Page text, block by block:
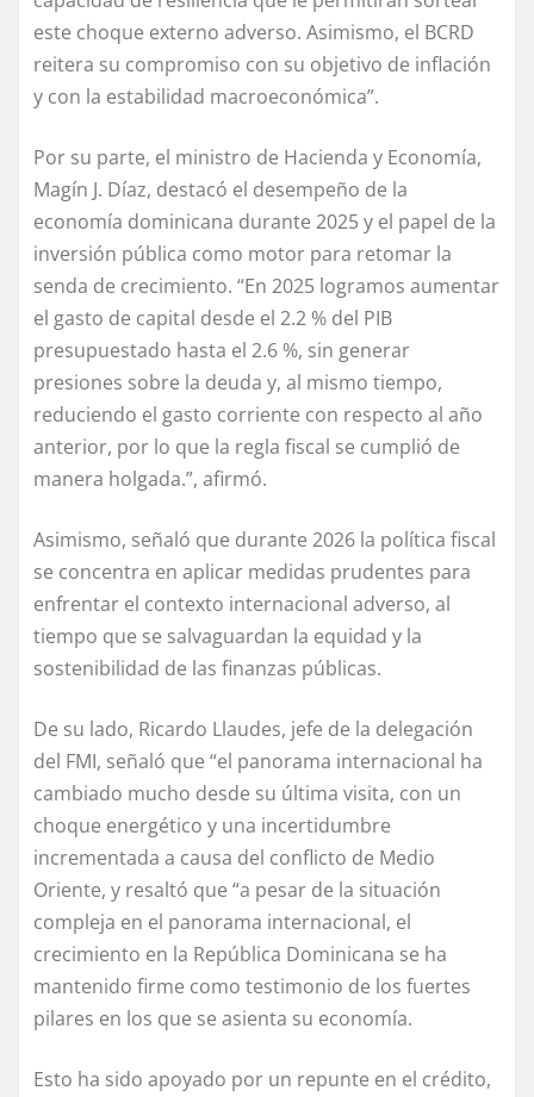
este choque externo adverso. Asimismo, el BCRD
reitera su compromiso con su objetivo de inflación
y con la estabilidad macroeconómica”.
Por su parte, el ministro de Hacienda y Economía,
Magín J. Díaz, destacó el desempeño de la
economía dominicana durante 2025 y el papel de la
inversión pública como motor para retomar la
senda de crecimiento. “En 2025 logramos aumentar
el gasto de capital desde el 2.2 % del PIB
presupuestado hasta el 2.6 %, sin generar
presiones sobre la deuda y, al mismo tiempo,
reduciendo el gasto corriente con respecto al año
anterior, por lo que la regla fiscal se cumplió de
manera holgada.”, afirmó.
Asimismo, señaló que durante 2026 la política fiscal
se concentra en aplicar medidas prudentes para
enfrentar el contexto internacional adverso, al
tiempo que se salvaguardan la equidad y la
sostenibilidad de las finanzas públicas.
De su lado, Ricardo Llaudes, jefe de la delegación
del FMI, señaló que “el panorama internacional ha
cambiado mucho desde su última visita, con un
choque energético y una incertidumbre
incrementada a causa del conflicto de Medio
Oriente, y resaltó que “a pesar de la situación
compleja en el panorama internacional, el
crecimiento en la República Dominicana se ha
mantenido firme como testimonio de los fuertes
pilares en los que se asienta su economía.
Esto ha sido apoyado por un repunte en el crédito,